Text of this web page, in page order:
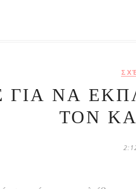
ΓΙΑ ΝΑ
ΤΟΝ